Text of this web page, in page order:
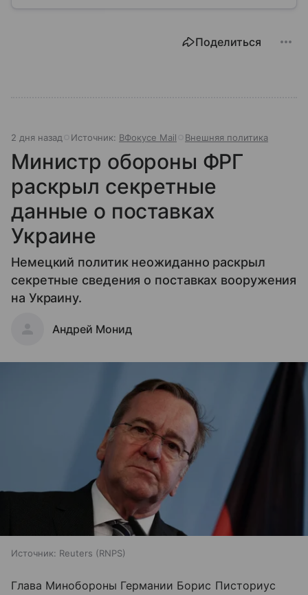
Поделиться
2 дня назад Источник: ВФокусе Mail Внешняя политика
Министр обороны ФРГ
раскрыл секретные
данные о поставках
Украине
Немецкий политик неожиданно раскрыл
секретные сведения о поставках вооружения
на Украину.
Андрей Монид
Источник: Reuters (RNPS)
Глава Минобороны Германии Борис Писториус